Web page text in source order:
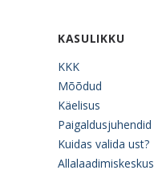
KASULIKKU
KKK
Mõõdud
Käelisus
Paigaldusjuhendid
Kuidas valida ust?
Allalaadimiskeskus